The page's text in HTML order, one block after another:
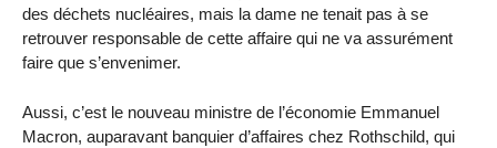
des déchets nucléaires, mais la dame ne tenait pas à se
retrouver responsable de cette affaire qui ne va assurément
faire que s’envenimer.
Aussi, c’est le nouveau ministre de l’économie Emmanuel
Macron, auparavant banquier d’affaires chez Rothschild, qui